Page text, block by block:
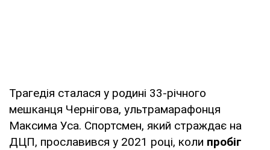
Трагедія сталася у родині 33-річного
мешканця Чернігова, ультрамарафонця
Максима Уса. Спортсмен, який страждає на
ДЦП, прославився у 2021 році, коли пробіг